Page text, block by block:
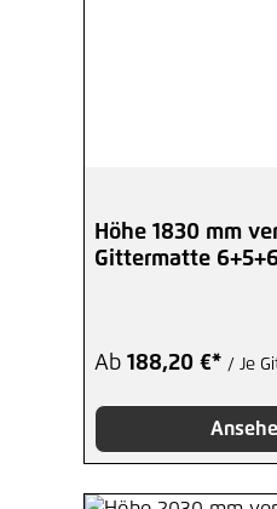
Höhe 1830 mm
Gittermatte
Ab 188,20 €* / Je